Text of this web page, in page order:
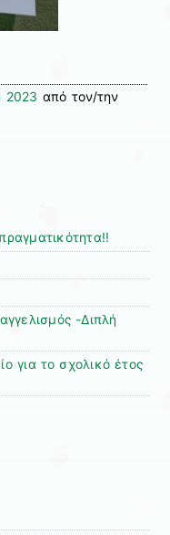
2023 από τον/την
-Διπλή
για το σχολικό έτος